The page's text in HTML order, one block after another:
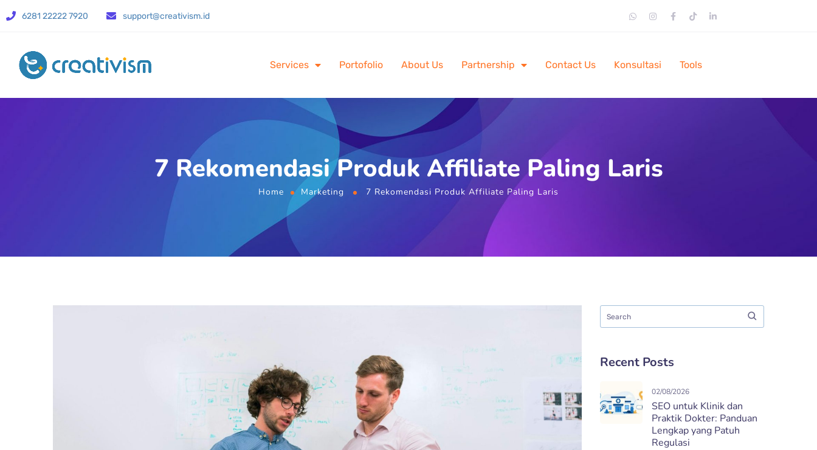
6281 22222 7920 support@creativism.id
Services Portofolio About Us Partnership Contact Us Konsultasi Tools
7 Rekomendasi Produk Affiliate Paling Laris
Home Marketing 7 Rekomendasi Produk Affiliate Paling Laris
Recent Posts
02/08/2026
SEO untuk Klinik dan
Praktik Dokter: Panduan
Lengkap yang Patuh
Regulasi